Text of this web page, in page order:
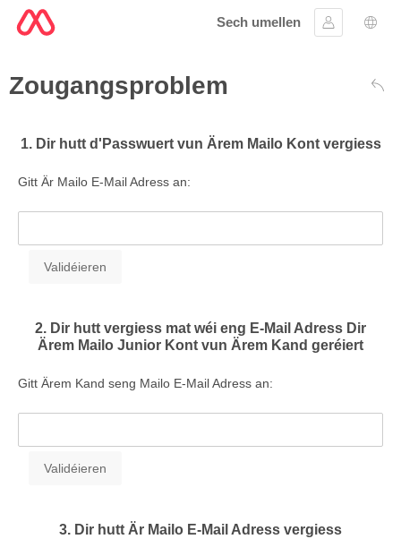
Sech umellen
Umellen
Zougangsproblem
1. Dir hutt d'Passwuert vun Ärem Mailo Kont vergiess
Gitt Är Mailo E-Mail Adress an:
2. Dir hutt vergiess mat wéi eng E-Mail Adress Dir
Ärem Mailo Junior Kont vun Ärem Kand geréiert
Gitt Ärem Kand seng Mailo E-Mail Adress an:
3. Dir hutt Är Mailo E-Mail Adress vergiess